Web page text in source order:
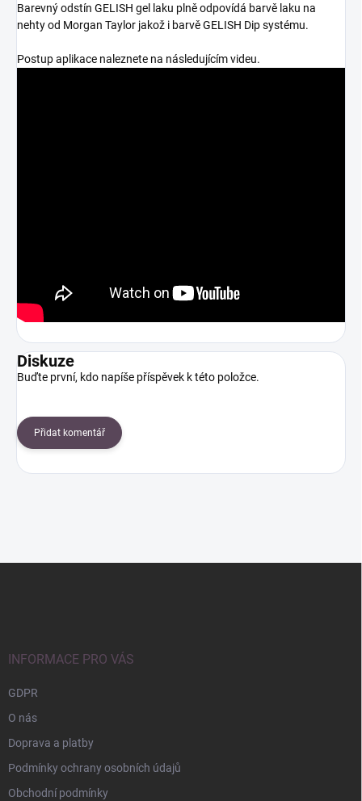
Barevný odstín GELISH gel laku plně odpovídá barvě laku na
nehty od Morgan Taylor jakož i barvě GELISH Dip systému.
Postup aplikace naleznete na následujícím videu.
Diskuze
Buďte první, kdo napíše příspěvek k této položce.
Přidat komentář
INFORMACE PRO VÁS
GDPR
O nás
Doprava a platby
Podmínky ochrany osobních údajů
Obchodní podmínky